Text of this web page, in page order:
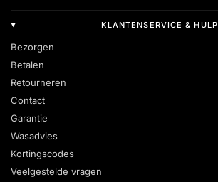
KLANTENSERVICE & HULP
Bezorgen
Betalen
Retourneren
Contact
Garantie
Wasadvies
Kortingscodes
Veelgestelde vragen